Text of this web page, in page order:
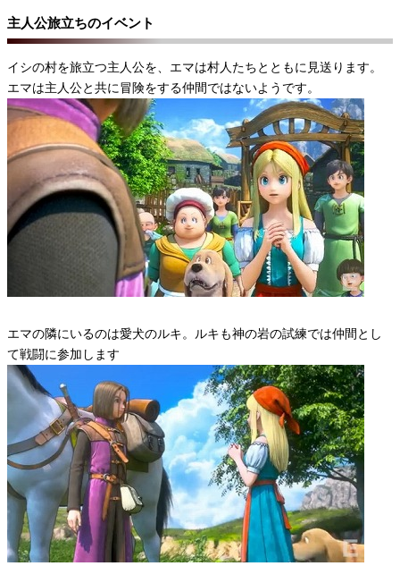
主人公旅立ちのイベント
イシの村を旅立つ主人公を、エマは村人たちとともに見送ります。
エマは主人公と共に冒険をする仲間ではないようです。
エマの隣にいるのは愛犬のルキ。ルキも神の岩の試練では仲間とし
て戦闘に参加します